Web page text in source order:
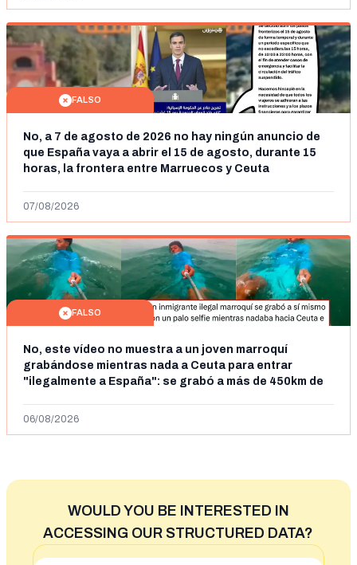
FALSO
No, a 7 de agosto de 2026 no hay ningún anuncio de
que España vaya a abrir el 15 de agosto, durante 15
horas, la frontera entre Marruecos y Ceuta
07/08/2026
FALSO
No, este vídeo no muestra a un joven marroquí
grabándose mientras nada a Ceuta para entrar
"ilegalmente a España": se grabó a más de 450km de
06/08/2026
WOULD YOU BE INTERESTED IN
ACCESSING OUR STRUCTURED DATA?